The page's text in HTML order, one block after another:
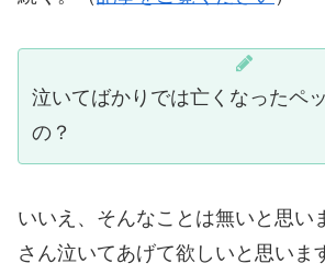
泣いてばかりでは亡くなったペ
の？
いいえ、そんなことは無いと思い
さん泣いてあげて欲しいと思いま